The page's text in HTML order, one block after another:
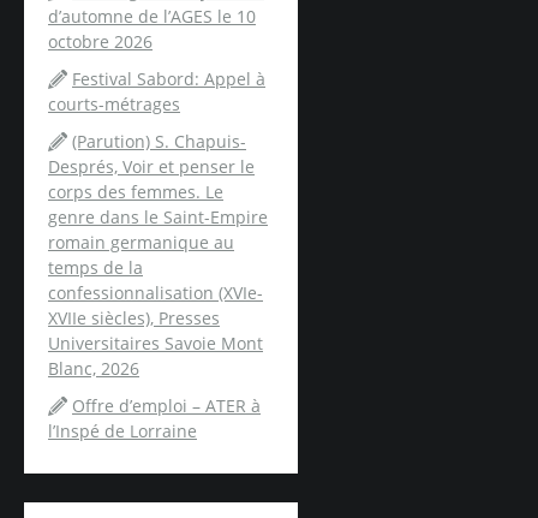
d’automne de l’AGES le 10
octobre 2026
Festival Sabord: Appel à
courts-métrages
(Parution) S. Chapuis-
Després, Voir et penser le
corps des femmes. Le
genre dans le Saint-Empire
romain germanique au
temps de la
confessionnalisation (XVIe-
XVIIe siècles), Presses
Universitaires Savoie Mont
Blanc, 2026
Offre d’emploi – ATER à
l’Inspé de Lorraine